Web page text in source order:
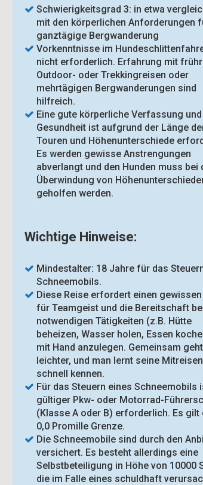
Schwierigkeitsgrad 3: in etwa
mit den körperlichen Anforderungen
ganztägige Bergwanderung
Vorkenntnisse im
nicht erforderlich. Erfahrung mit
Outdoor- oder Trekkingreisen oder
mehrtägigen Bergwanderungen sind
hilfreich.
Eine gute körperliche Verfassung und
Gesundheit ist aufgrund der Länge
Touren und Höhenunterschiede
Es werden gewisse Anstrengungen
abverlangt und den Hunden muss bei
Überwindung von
geholfen werden.
Wichtige Hinweise:
Mindestalter: 18 Jahre für das
Schneemobils.
Diese Reise erfordert einen gewissen
für Teamgeist und die Bereitschaft
notwendigen Tätigkeiten (z.B. Hütte
beheizen, Wasser holen, Essen
mit Hand anzulegen. Gemeinsam
leichter, und man lernt seine
schnell kennen.
Für das Steuern eines Schneemobils
gültiger Pkw- oder Motorrad-
(Klasse A oder B) erforderlich. Es gilt
0,0 Promille Grenze.
Die Schneemobile sind durch den
versichert. Es besteht allerdings eine
Selbstbeteiligung in Höhe von 10000
die im Falle eines schuldhaft